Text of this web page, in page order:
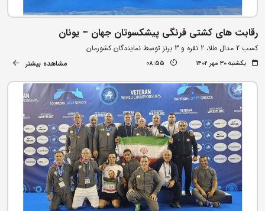
رقابت های کشتی فرنگی پیشکسوتان جهان – یونان
کسب 2 مدال طلا، 2 نقره و 3 برنز توسط نمایندگان کشورمان
یکشنبه ۳۰ مهر ۱۴۰۲ 08:55 مشاهده بیشتر